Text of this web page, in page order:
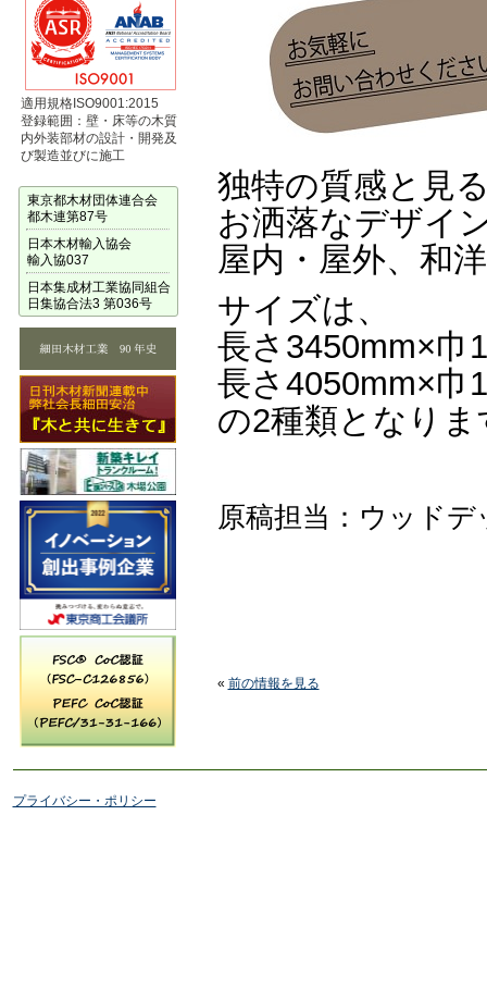
適用規格ISO9001:2015
登録範囲：壁・床等の木質
内外装部材の設計・開発及
び製造並びに施工
東京都木材団体連合会
都木連第87号
日本木材輸入協会
輸入協037
日本集成材工業協同組合
日集協合法3 第036号
独特の質感と見
お洒落なデザイ
屋内・屋外、和
サイズは、
長さ3450mm×巾
長さ4050mm×巾
の2種類となりま
原稿担当：ウッド
« 前の情報を見る
プライバシー・ポリシー